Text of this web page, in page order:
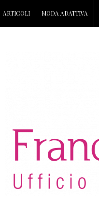
ARTICOLI MODA ADATTIVA